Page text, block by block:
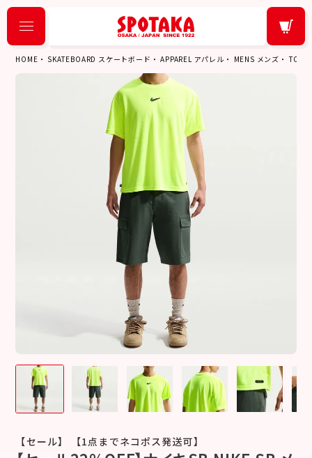
HOME SKATEBOARD スケートボード APPAREL アパレル MENS メンズ TOPS
【セール】 【1点までネコポス発送可】